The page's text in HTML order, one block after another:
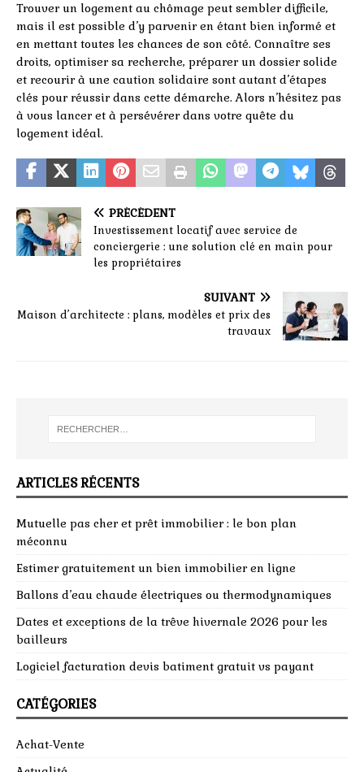
Trouver un logement au chômage peut sembler difficile,
mais il est possible d’y parvenir en étant bien informé et
en mettant toutes les chances de son côté. Connaître ses
droits, optimiser sa recherche, préparer un dossier solide
et recourir à une caution solidaire sont autant d’étapes
clés pour réussir dans cette démarche. Alors n’hésitez pas
à vous lancer et à persévérer dans votre quête du
logement idéal.
PRÉCÉDENT
Investissement locatif avec service de
conciergerie : une solution clé en main pour
les propriétaires
SUIVANT
Maison d’architecte : plans, modèles et prix des
travaux
ARTICLES RÉCENTS
Mutuelle pas cher et prêt immobilier : le bon plan
méconnu
Estimer gratuitement un bien immobilier en ligne
Ballons d’eau chaude électriques ou thermodynamiques
Dates et exceptions de la trêve hivernale 2026 pour les
bailleurs
Logiciel facturation devis batiment gratuit vs payant
CATÉGORIES
Achat-Vente